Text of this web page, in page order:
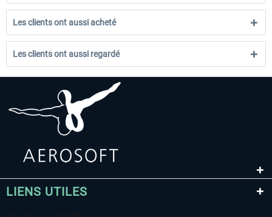
Les clients ont aussi acheté
Les clients ont aussi regardé
LIENS UTILES